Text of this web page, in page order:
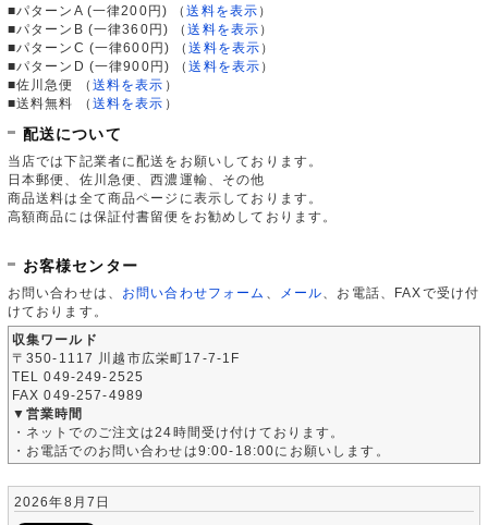
■パターンA (一律200円)
（送料を表示 ）
■パターンB (一律360円)
（送料を表示 ）
■パターンC (一律600円)
（送料を表示 ）
■パターンD (一律900円)
（送料を表示 ）
■佐川急便
（ 送料を表示 ）
■送料無料
（ 送料を表示 ）
配送について
当店では下記業者に配送をお願いしております。
日本郵便、佐川急便、西濃運輸、その他
商品送料は全て商品ページに表示しております。
高額商品には保証付書留便をお勧めしております。
お客様センター
お問い合わせは、 お問い合わせフォーム メール 、お電話、FAXで受け付
けております。
収集ワールド
〒350-1117 川越市広栄町17-7-1F
TEL 049-249-2525
FAX 049-257-4989
▼営業時間
・ネットでのご注文は24時間受け付けております。
・お電話でのお問い合わせは9:00-18:00にお願いします。
2026年8月7日